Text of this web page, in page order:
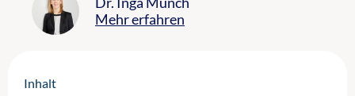
Mehr erfahren
Inhalt